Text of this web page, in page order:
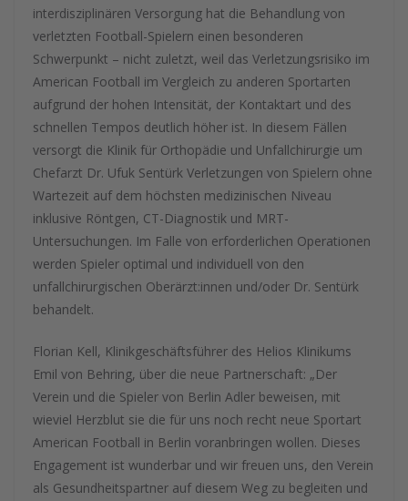
interdisziplinären Versorgung hat die Behandlung von
verletzten Football-Spielern einen besonderen
Schwerpunkt – nicht zuletzt, weil das Verletzungsrisiko im
American Football im Vergleich zu anderen Sportarten
aufgrund der hohen Intensität, der Kontaktart und des
schnellen Tempos deutlich höher ist. In diesem Fällen
versorgt die Klinik für Orthopädie und Unfallchirurgie um
Chefarzt Dr. Ufuk Sentürk Verletzungen von Spielern ohne
Wartezeit auf dem höchsten medizinischen Niveau
inklusive Röntgen, CT-Diagnostik und MRT-
Untersuchungen. Im Falle von erforderlichen Operationen
werden Spieler optimal und individuell von den
unfallchirurgischen Oberärzt:innen und/oder Dr. Sentürk
behandelt.
Florian Kell, Klinikgeschäftsführer des Helios Klinikums
Emil von Behring, über die neue Partnerschaft: „Der
Verein und die Spieler von Berlin Adler beweisen, mit
wieviel Herzblut sie die für uns noch recht neue Sportart
American Football in Berlin voranbringen wollen. Dieses
Engagement ist wunderbar und wir freuen uns, den Verein
als Gesundheitspartner auf diesem Weg zu begleiten und